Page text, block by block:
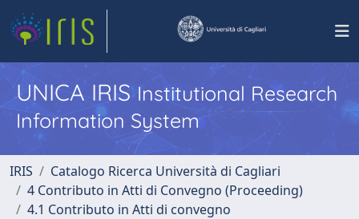
UNICA IRISInstitutional Research
Information System
IRIS
Catalogo Ricerca Università di Cagliari
4 Contributo in Atti di Convegno (Proceeding)
4.1 Contributo in Atti di convegno